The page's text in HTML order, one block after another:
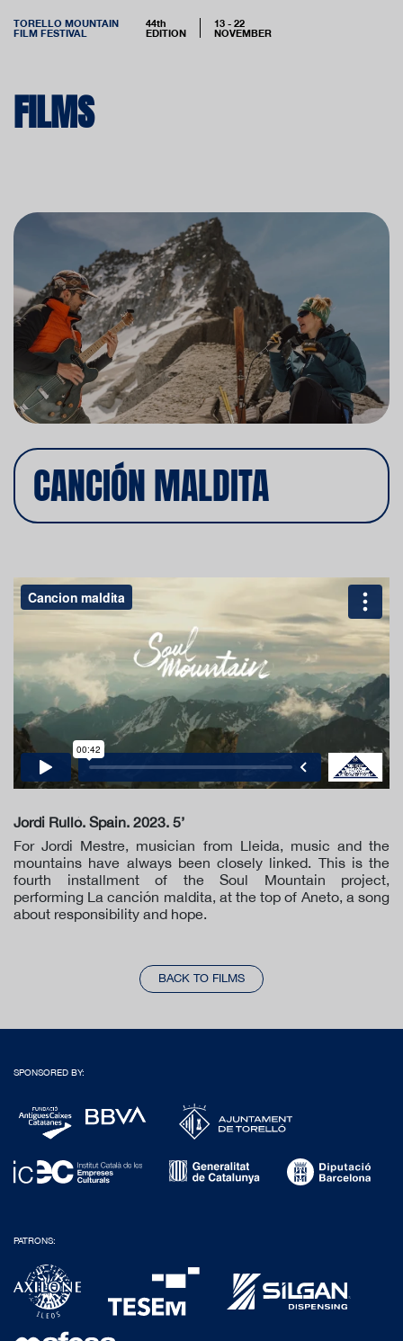
TORELLO MOUNTAIN
FILM FESTIVAL
44th
EDITION
13 - 22
NOVEMBER
FILMS
CANCIÓN MALDITA
Jordi Rulló. Spain. 2023. 5’
For Jordi Mestre, musician from Lleida, music and the
mountains have always been closely linked. This is the
fourth installment of the Soul Mountain project,
performing La canción maldita, at the top of Aneto, a song
about responsibility and hope.
BACK TO FILMS
SPONSORED BY:
PATRONS: